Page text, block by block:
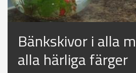
Bänkskivor i alla
alla härliga färger